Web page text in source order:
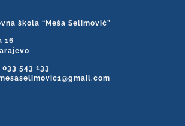
škola “Meša Selimović”
16
543 133